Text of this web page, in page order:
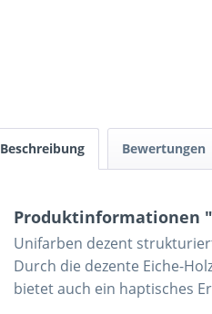
Beschreibung Bewertungen
Produktinformationen
Unifarben dezent
Durch die dezente Eiche-
bietet auch ein haptisches